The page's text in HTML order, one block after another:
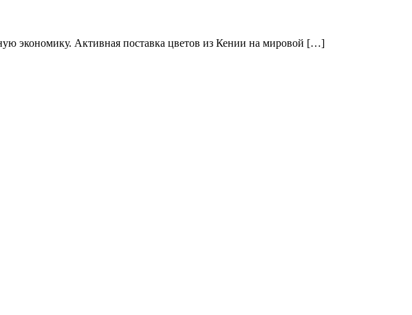
экономику. Активная поставка цветов из Кении на мировой […]